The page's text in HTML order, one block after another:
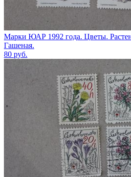
Марки ЮАР 1992 года. Цветы.
Гашеная.
80 руб.